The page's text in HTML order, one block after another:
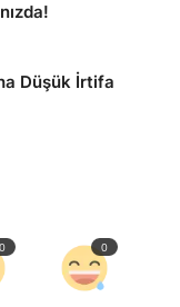
Düşük İrtifa
0 0